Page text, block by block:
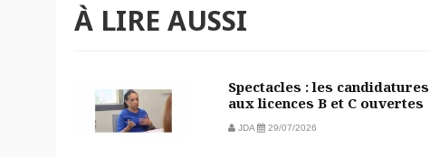
À LIRE AUSSI
Spectacles : les candidatures
aux licences B et C ouvertes
JDA 29/07/2026